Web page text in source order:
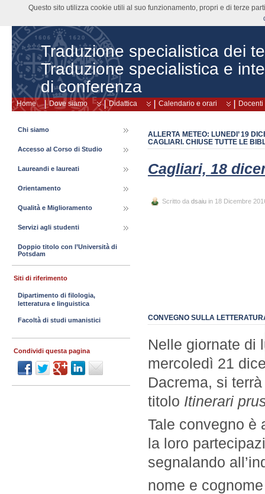
Traduzione specialistica dei
Traduzione specialistica e
di conferenza
Home Dove siamo Didattica Calendario e orari Docenti
ALLERTA METEO: LUNEDI’ 19
CAGLIARI. CHIUSE TUTTE LE
Cagliari, 18
Scritto da dsaiu in 18 Dicembre
CONVEGNO SULLA
Nelle giornate di
mercoledì 21
Dacrema, si
titolo Itinerari
Tale convegno è
la loro
segnalando
nome e
Chi siamo
Accesso al Corso di Studio
Laureandi e laureati
Orientamento
Qualità e Miglioramento
Servizi agli studenti
Doppio titolo con l’Università di
Potsdam
Siti di riferimento
Dipartimento di filologia,
letteratura e linguistica
Facoltà di studi umanistici
Condividi questa pagina
Questo sito utilizza cookie utili al suo funzionamento, propri e di terze